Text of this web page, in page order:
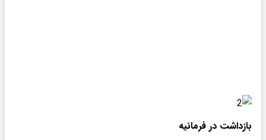
بازداشت در فرمانیه